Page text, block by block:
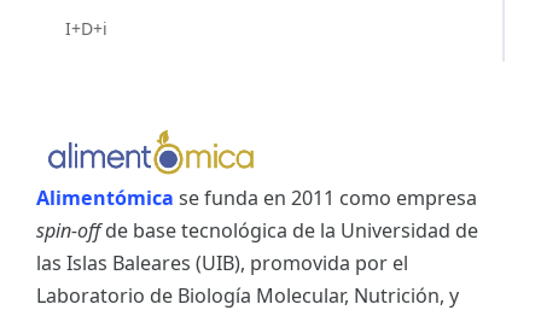
I+D+i
Alimentómica se funda en 2011 como empresa
spin-offde base tecnológica de la Universidad de
las Islas Baleares (UIB), promovida por el
Laboratorio de Biología Molecular, Nutrición, y